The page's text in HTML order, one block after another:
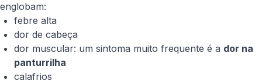
englobam:
febre alta
dor de cabeça
dor muscular: um sintoma muito frequente é a dor na
panturrilha
calafrios